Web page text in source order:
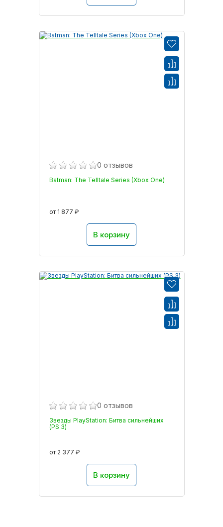
0 отзывов
Batman: The Telltale Series (Xbox One)
от 1 877 ₽
В корзину
0 отзывов
Звезды PlayStation: Битва сильнейших
(PS 3)
от 2 377 ₽
В корзину